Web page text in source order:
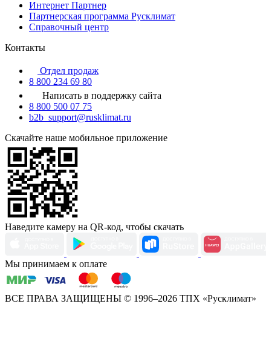
Интернет Партнер
Партнерская программа Русклимат
Справочный центр
Контакты
Отдел продаж
8 800 234 69 80
Написать в поддержку сайта
8 800 500 07 75
b2b_support@rusklimat.ru
Скачайте наше мобильное приложение
Наведите камеру на QR-код, чтобы скачать
Мы принимаем к оплате
ВСЕ ПРАВА ЗАЩИЩЕНЫ © 1996–2026 ТПХ «Русклимат»